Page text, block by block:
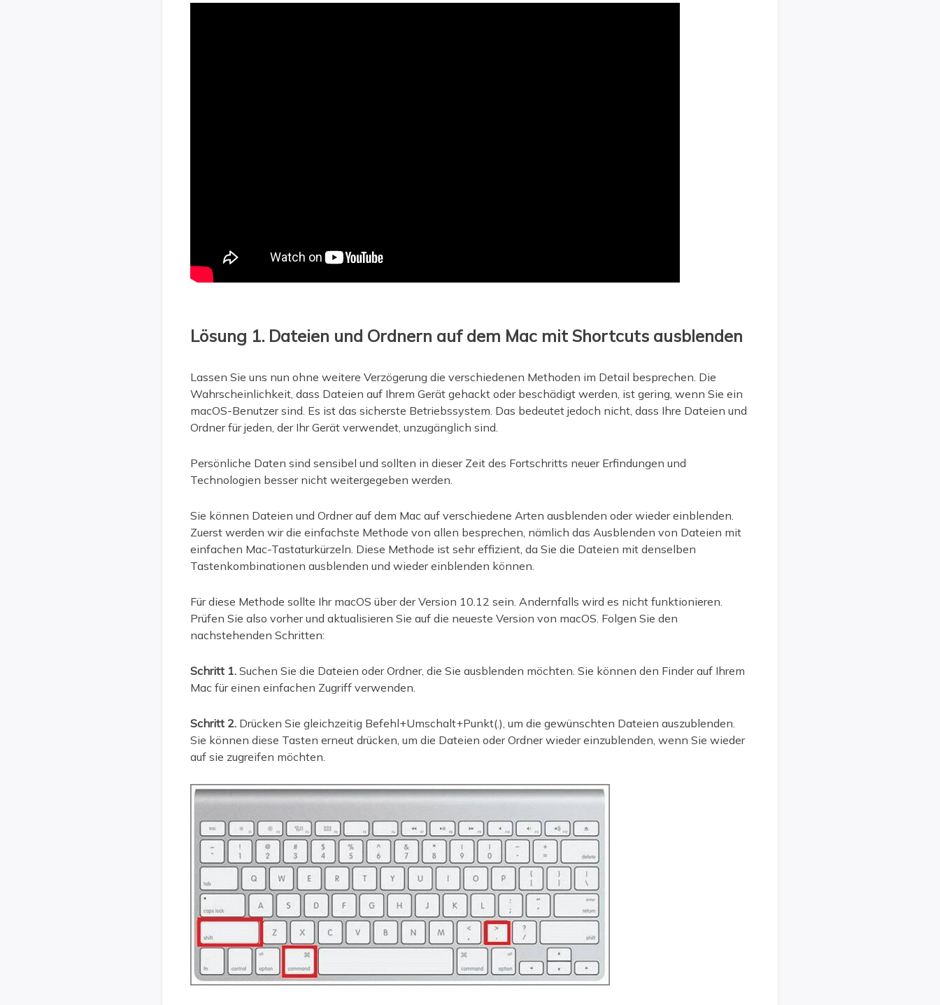
Lösung 1. Dateien und Ordnern auf dem Mac mit Shortcuts ausblenden
Lassen Sie uns nun ohne weitere Verzögerung die verschiedenen Methoden im Detail besprechen. Die
Wahrscheinlichkeit, dass Dateien auf Ihrem Gerät gehackt oder beschädigt werden, ist gering, wenn Sie ein
macOS-Benutzer sind. Es ist das sicherste Betriebssystem. Das bedeutet jedoch nicht, dass Ihre Dateien und
Ordner für jeden, der Ihr Gerät verwendet, unzugänglich sind.
Persönliche Daten sind sensibel und sollten in dieser Zeit des Fortschritts neuer Erfindungen und
Technologien besser nicht weitergegeben werden.
Sie können Dateien und Ordner auf dem Mac auf verschiedene Arten ausblenden oder wieder einblenden.
Zuerst werden wir die einfachste Methode von allen besprechen, nämlich das Ausblenden von Dateien mit
einfachen Mac-Tastaturkürzeln. Diese Methode ist sehr effizient, da Sie die Dateien mit denselben
Tastenkombinationen ausblenden und wieder einblenden können.
Für diese Methode sollte Ihr macOS über der Version 10.12 sein. Andernfalls wird es nicht funktionieren.
Prüfen Sie also vorher und aktualisieren Sie auf die neueste Version von macOS. Folgen Sie den
nachstehenden Schritten:
Schritt 1. Suchen Sie die Dateien oder Ordner, die Sie ausblenden möchten. Sie können den Finder auf Ihrem
Mac für einen einfachen Zugriff verwenden.
Schritt 2. Drücken Sie gleichzeitig Befehl+Umschalt+Punkt(.), um die gewünschten Dateien auszublenden.
Sie können diese Tasten erneut drücken, um die Dateien oder Ordner wieder einzublenden, wenn Sie wieder
auf sie zugreifen möchten.